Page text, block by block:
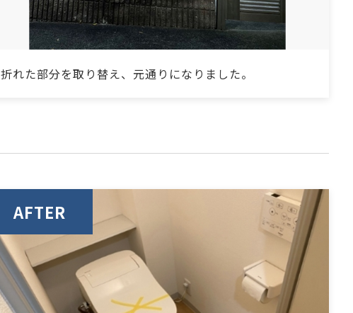
折れた部分を取り替え、元通りになりました。